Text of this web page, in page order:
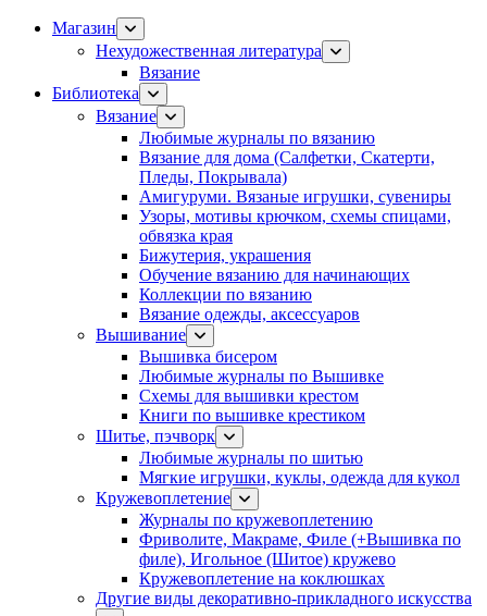
Магазин
Нехудожественная литература
Вязание
Библиотека
Вязание
Любимые журналы по вязанию
Вязание для дома (Салфетки, Скатерти,
Пледы, Покрывала)
Амигуруми. Вязаные игрушки, сувениры
Узоры, мотивы крючком, схемы спицами,
обвязка края
Бижутерия, украшения
Обучение вязанию для начинающих
Коллекции по вязанию
Вязание одежды, аксессуаров
Вышивание
Вышивка бисером
Любимые журналы по Вышивке
Схемы для вышивки крестом
Книги по вышивке крестиком
Шитье, пэчворк
Любимые журналы по шитью
Мягкие игрушки, куклы, одежда для кукол
Кружевоплетение
Журналы по кружевоплетению
Фриволите, Макраме, Филе (+Вышивка по
филе), Игольное (Шитое) кружево
Кружевоплетение на коклюшках
Другие виды декоративно-прикладного искусства